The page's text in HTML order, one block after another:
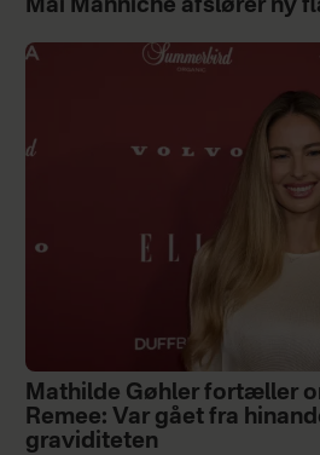
Mai Manniche afslører ny
Mathilde Gøhler fortæller
Remee: Var gået fra
graviditeten